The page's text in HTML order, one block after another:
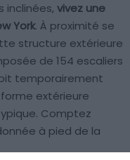
inclinées, vivez une
York. À proximité se
structure extérieure
de 154 escaliers
temporairement
extérieure
Comptez
à pied de la